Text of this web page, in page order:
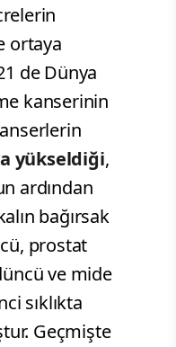
ortaya
de Dünya
kanserinin
yükseldiği,
ardından
bağırsak
prostat
ve mide
sıklıkta
Geçmişte